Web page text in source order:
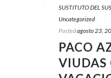
SUSTITUTO DEL
Uncategorized
Postedagosto 23,
PACO
VIUDAS